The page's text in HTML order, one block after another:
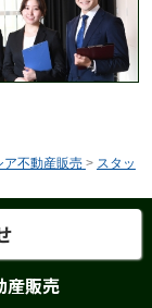
ア不動産販売 > スタッ
産販売